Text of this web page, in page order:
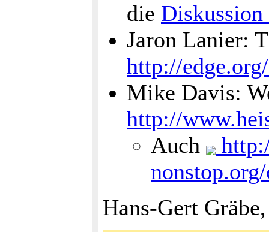
die Diskussion
Jaron Lanier:
http://
Mike Davis:
http://
Auch
Hans-Gert